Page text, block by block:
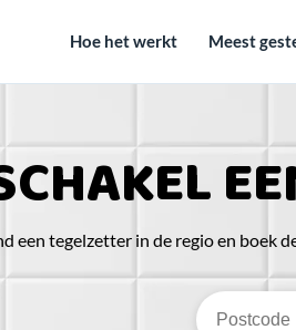
Hoe het werkt Meest
een tegelzetter in de regio en boek